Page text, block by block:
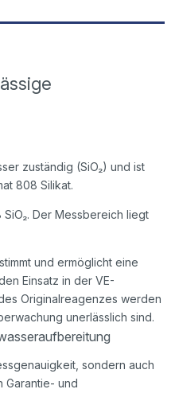
zuständig (SiO₂) und ist
808 Silikat.
Der Messbereich liegt
und ermöglicht eine
Einsatz in der VE-
Originalreagenzes werden
unerlässlich sind.
sondern auch
Garantie- und